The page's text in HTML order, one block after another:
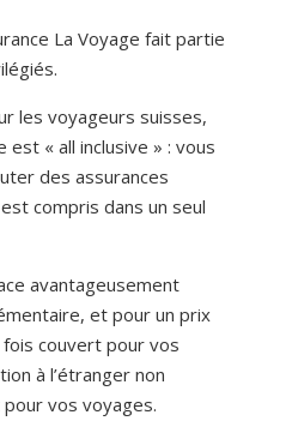
La Voyage fait partie
les voyageurs suisses,
« all inclusive » : vous
des assurances
compris dans un seul
avantageusement
et pour un prix
couvert pour vos
à l’étranger non
vos voyages.